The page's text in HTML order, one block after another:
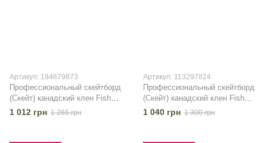
Артикул: 194679873
Профессиональный скейтборд
(Скейт) канадский клен Fish
Skateboard "Green Peafowl"
1 012 грн 1 265 грн
Артикул: 113297824
Профессиональный скейтборд
(Скейт) канадский клен Fish
Skateboard "Snake"
1 040 грн 1 300 грн